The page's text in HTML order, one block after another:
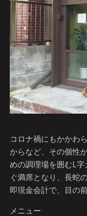
コロナ禍にもかかわ
からなど、その個性
めの調理場を囲むL
ぐ満席となり、長蛇
即現金会計で、目の
メニュー